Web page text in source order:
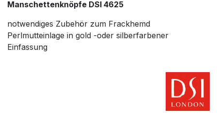
Manschettenknöpfe DSI 4625
notwendiges Zubehör zum Frackhemd
Perlmutteinlage in gold -oder silberfarbener
Einfassung